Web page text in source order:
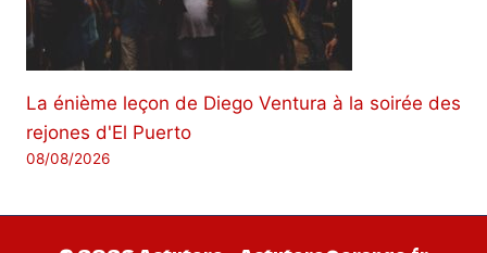
La énième leçon de Diego Ventura à la soirée des
rejones d'El Puerto
08/08/2026